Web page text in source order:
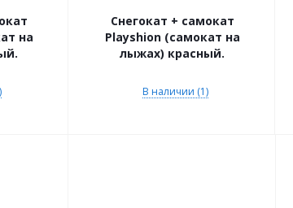
на
Снегокат + самокат
Playshion (самокат на
лыжах) красный.
В наличии (1)